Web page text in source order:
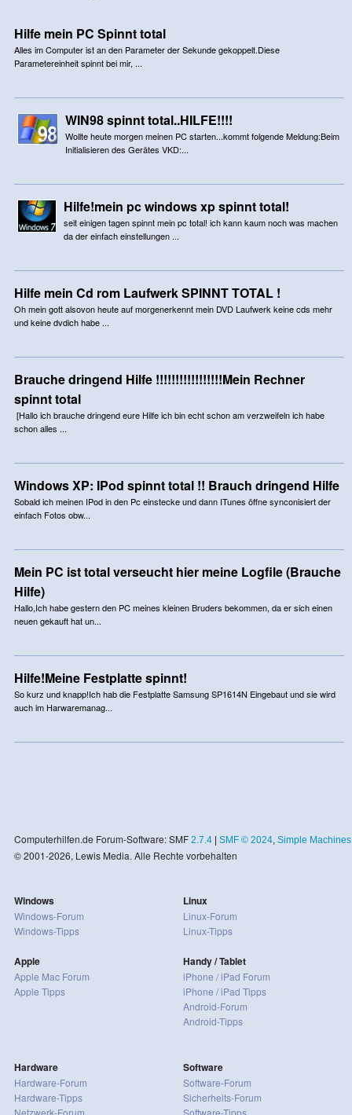
Hilfe mein PC Spinnt total
Alles im Computer ist an den Parameter der Sekunde gekoppelt.Diese
Parametereinheit spinnt bei mir, ...
WIN98 spinnt total..HILFE!!!!
Wollte heute morgen meinen PC starten...kommt folgende Meldung:Beim
Initialisieren des Gerätes VKD:...
Hilfe!mein pc windows xp spinnt total!
seit einigen tagen spinnt mein pc total! ich kann kaum noch was machen
da der einfach einstellungen ...
Hilfe mein Cd rom Laufwerk SPINNT TOTAL !
Oh mein gott alsovon heute auf morgenerkennt mein DVD Laufwerk keine cds mehr
und keine dvdich habe ...
Brauche dringend Hilfe !!!!!!!!!!!!!!!!!Mein Rechner
spinnt total
[Hallo ich brauche dringend eure Hilfe ich bin echt schon am verzweifeln ich habe
schon alles ...
Windows XP: IPod spinnt total !! Brauch dringend Hilfe
Sobald ich meinen IPod in den Pc einstecke und dann ITunes öffne synconisiert der
einfach Fotos obw...
Mein PC ist total verseucht hier meine Logfile (Brauche
Hilfe)
Hallo,Ich habe gestern den PC meines kleinen Bruders bekommen, da er sich einen
neuen gekauft hat un...
Hilfe!Meine Festplatte spinnt!
So kurz und knapp!Ich hab die Festplatte Samsung SP1614N Eingebaut und sie wird
auch im Harwaremanag...
Computerhilfen.de Forum-Software: SMF 2.7.4| SMF © 2024, Simple Machines
© 2001-2026, Lewis Media. Alle Rechte vorbehalten
Windows
Windows-Forum
Windows-Tipps
Apple
Apple Mac Forum
Apple Tipps
Linux
Linux-Forum
Linux-Tipps
Handy / Tablet
iPhone / iPad Forum
iPhone / iPad Tipps
Android-Forum
Android-Tipps
Hardware
Hardware-Forum
Hardware-Tipps
Netzwerk-Forum
Software
Software-Forum
Sicherheits-Forum
Software-Tipps